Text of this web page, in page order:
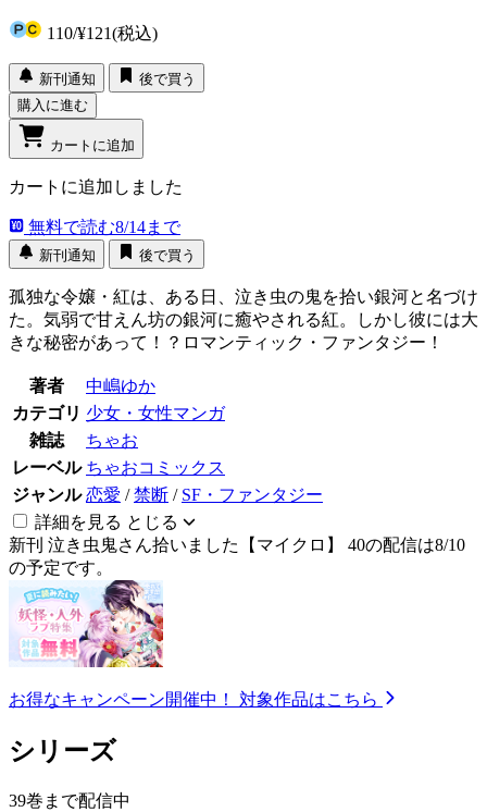
110/¥121(税込)
新刊通知
後で買う
購入に進む
カートに追加
カートに追加しました
無料で読む8/14まで
新刊通知 後で買う
孤独な令嬢・紅は、ある日、泣き虫の鬼を拾い銀河と名づけ
た。気弱で甘えん坊の銀河に癒やされる紅。しかし彼には大
きな秘密があって！？ロマンティック・ファンタジー！
著者
中嶋ゆか
カテゴリ 少女・女性マンガ
雑誌
ちゃお
レーベル ちゃおコミックス
ジャンル 恋愛 /禁断 / SF・ファンタジー
詳細を見る とじる
新刊 泣き虫鬼さん拾いました【マイクロ】 40の配信は8/10
の予定です。
お得なキャンペーン開催中！ 対象作品はこちら
シリーズ
39巻まで配信中